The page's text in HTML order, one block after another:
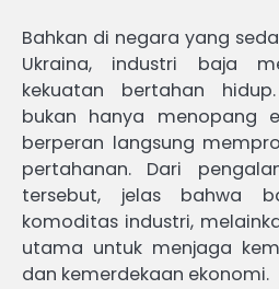
Bahkan di negara yang
Ukraina, industri baja
kekuatan bertahan
bukan hanya menopang
berperan langsung
pertahanan. Dari
tersebut, jelas bahwa
komoditas industri,
utama untuk menjaga
dan kemerdekaan ekonomi.